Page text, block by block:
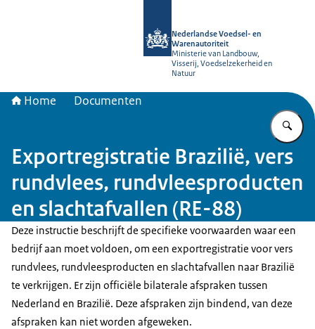
Nederlandse Voedsel- en
Warenautoriteit
Ministerie van Landbouw,
Visserij, Voedselzekerheid en
Natuur
Home Documenten
Exportregistratie Brazilië, vers
rundvlees, rundvleesproducten
en slachtafvallen (RE-88)
Deze instructie beschrijft de specifieke voorwaarden waar een
bedrijf aan moet voldoen, om een exportregistratie voor vers
rundvlees, rundvleesproducten en slachtafvallen naar Brazilië
te verkrijgen. Er zijn officiële bilaterale afspraken tussen
Nederland en Brazilië. Deze afspraken zijn bindend, van deze
afspraken kan niet worden afgeweken.